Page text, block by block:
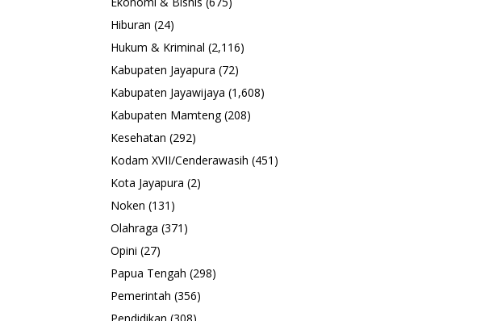
Hiburan (24)
Hukum & Kriminal (2,116)
Kabupaten Jayapura (72)
Kabupaten Jayawijaya (1,608)
Kabupaten Mamteng(208)
Kesehatan (292)
Kodam XVII/Cenderawasih (451)
Kota Jayapura (2)
Noken (131)
Olahraga (371)
Opini (27)
Papua Tengah (298)
Pemerintah (356)